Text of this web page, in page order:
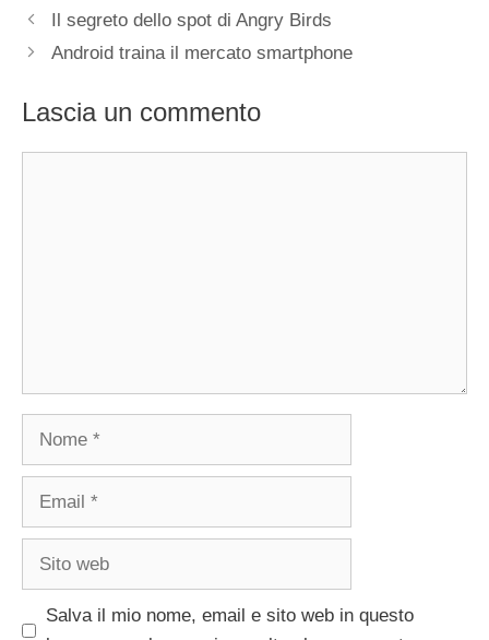
Il segreto dello spot di Angry Birds
Android traina il mercato smartphone
Lascia un commento
Nome
Email
Sito
Salva il mio nome, email e sito web in questo